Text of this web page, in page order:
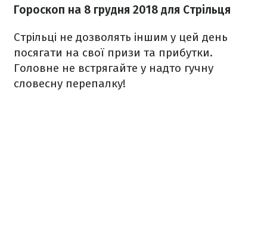
Гороскоп на 8 грудня 2018 для Стрільця
Стрільці не дозволять іншим у цей день
посягати на свої призи та прибутки.
Головне не встрягайте у надто гучну
словесну перепалку!